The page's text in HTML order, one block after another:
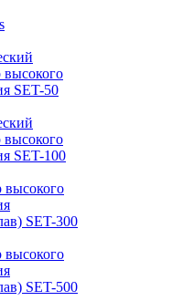
высокого
SET-50
высокого
SET-100
высокого
SET-300
высокого
SET-500